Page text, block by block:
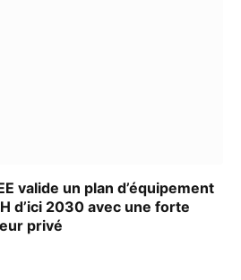
valide un plan d’équipement
d’ici 2030 avec une forte
privé